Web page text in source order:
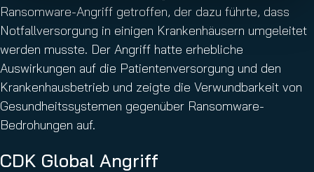
Ransomware-Angriff getroffen, der dazu führte, dass
Notfallversorgung in einigen Krankenhäusern umgeleitet
werden musste. Der Angriff hatte erhebliche
Auswirkungen auf die Patientenversorgung und den
Krankenhausbetrieb und zeigte die Verwundbarkeit von
Gesundheitssystemen gegenüber Ransomware-
Bedrohungen auf.
CDK Global Angriff